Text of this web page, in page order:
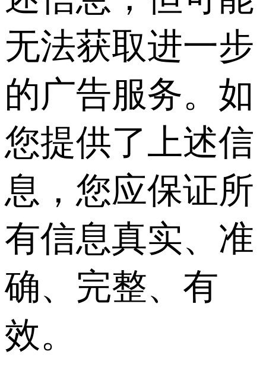
无法获取进一步
的广告服务。如
您提供了上述信
息，您应保证所
有信息真实、准
确、完整、有
效。